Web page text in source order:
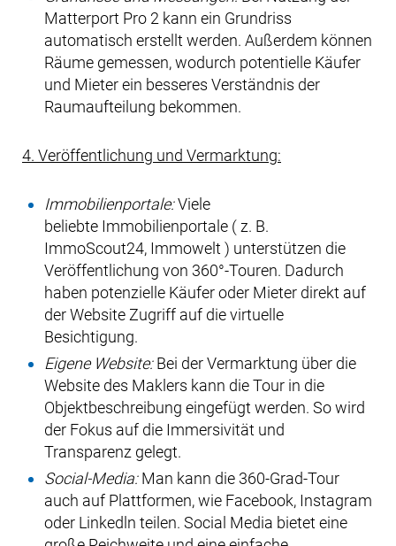
Matterport Pro 2 kann ein Grundriss
automatisch erstellt werden. Außerdem können
Räume gemessen, wodurch potentielle Käufer
und Mieter ein besseres Verständnis der
Raumaufteilung bekommen.
4. Veröffentlichung und Vermarktung:
Immobilienportale:Viele
beliebte Immobilienportale ( z. B.
ImmoScout24, Immowelt ) unterstützen die
Veröffentlichung von 360°-Touren. Dadurch
haben potenzielle Käufer oder Mieter direkt auf
der Website Zugriff auf die virtuelle
Besichtigung.
Eigene Website:Bei der Vermarktung über die
Website des Maklers kann die Tour in die
Objektbeschreibung eingefügt werden. So wird
der Fokus auf die Immersivität und
Transparenz gelegt.
Social-Media:Man kann die 360-Grad-Tour
auch auf Plattformen, wie Facebook, Instagram
oder Linkedln teilen. Social Media bietet eine